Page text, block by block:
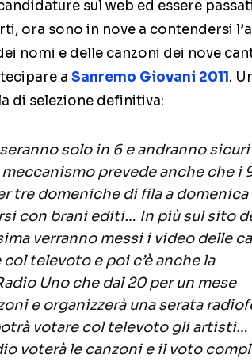
sul web ed essere
ora sono in nove a contendersi
nomi e delle canzoni dei nove
a Sanremo Giovani 2011.
di selezione definitiva:
solo in 6 e andranno sicuri
prevede anche che i
tre domeniche di fila a domenica
con brani editi… In più sul sito
verranno messi i video delle
televoto e poi c’è anche la
Uno che dal 20 per un mese
e organizzerà una serata
votare col televoto gli artisti…
voterà le canzoni e il voto